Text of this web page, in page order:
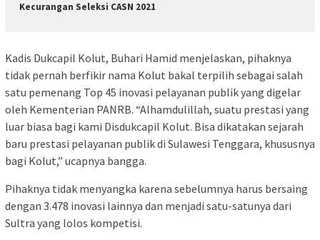
Kecurangan Seleksi CASN 2021
Kadis Dukcapil Kolut, Buhari Hamid menjelaskan, pihaknya
tidak pernah berfikir nama Kolut bakal terpilih sebagai salah
satu pemenang Top 45 inovasi pelayanan publik yang digelar
oleh Kementerian PANRB. “Alhamdulillah, suatu prestasi yang
luar biasa bagi kami Disdukcapil Kolut. Bisa dikatakan sejarah
baru prestasi pelayanan publik di Sulawesi Tenggara, khususnya
bagi Kolut,” ucapnya bangga.
Pihaknya tidak menyangka karena sebelumnya harus bersaing
dengan 3.478 inovasi lainnya dan menjadi satu-satunya dari
Sultra yang lolos kompetisi.